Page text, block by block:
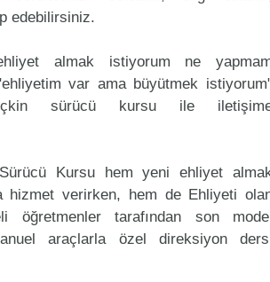
edebilirsiniz.
almak istiyorum ne
var ama büyütmek
sürücü kursu ile
Kursu hem yeni ehliyet
hizmet verirken, hem de Ehliyeti
öğretmenler tarafından son
araçlarla özel direksiyon